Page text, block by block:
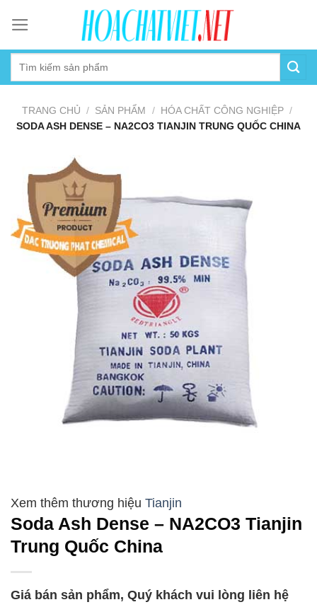
content
TRANG CHỦ / SẢN PHẨM / HÓA CHẤT CÔNG NGHIỆP /
SODA ASH DENSE – NA2CO3 TIANJIN TRUNG QUỐC CHINA
Tianjin
Soda Ash Dense – NA2CO3 Tianjin
Trung Quốc China
Giá bán sản phẩm, Quý khách vui lòng liên hệ